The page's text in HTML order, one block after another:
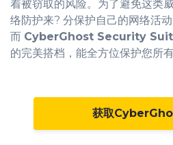
着被窃取的风险。为了避免这类
络防护来? 分保护自己的网络活动
而 CyberGhost Security
的完美搭档，能全方位保护您所
获取